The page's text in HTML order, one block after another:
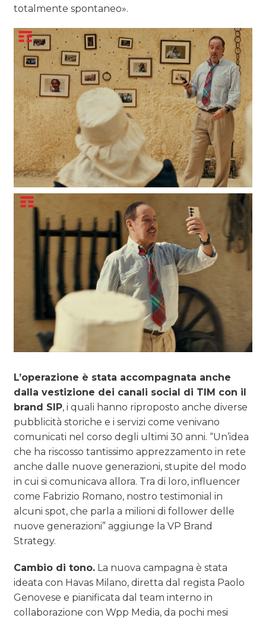
totalmente spontaneo».
L’operazione è stata accompagnata anche
dalla vestizione dei canali social di TIM con il
brand SIP, i quali hanno riproposto anche diverse
pubblicità storiche e i servizi come venivano
comunicati nel corso degli ultimi 30 anni. “Un’idea
che ha riscosso tantissimo apprezzamento in rete
anche dalle nuove generazioni, stupite del modo
in cui si comunicava allora. Tra di loro, influencer
come Fabrizio Romano, nostro testimonial in
alcuni spot, che parla a milioni di follower delle
nuove generazioni” aggiunge la VP Brand
Strategy.
Cambio di tono. La nuova campagna è stata
ideata con Havas Milano, diretta dal regista Paolo
Genovese e pianificata dal team interno in
collaborazione con Wpp Media, da pochi mesi